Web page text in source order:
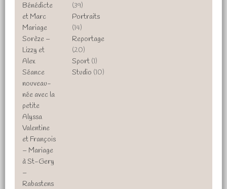
Bénédicte
et Marc
Mariage
Sorèze –
Lizzy et
Alex
Séance
nouveau-
née avec la
petite
Alyssa
Valentine
et François
– Mariage
à St-Gery
–
Rabastens
(39)
Portraits
(14)
Reportage
(20)
Sport(1)
Studio (10)